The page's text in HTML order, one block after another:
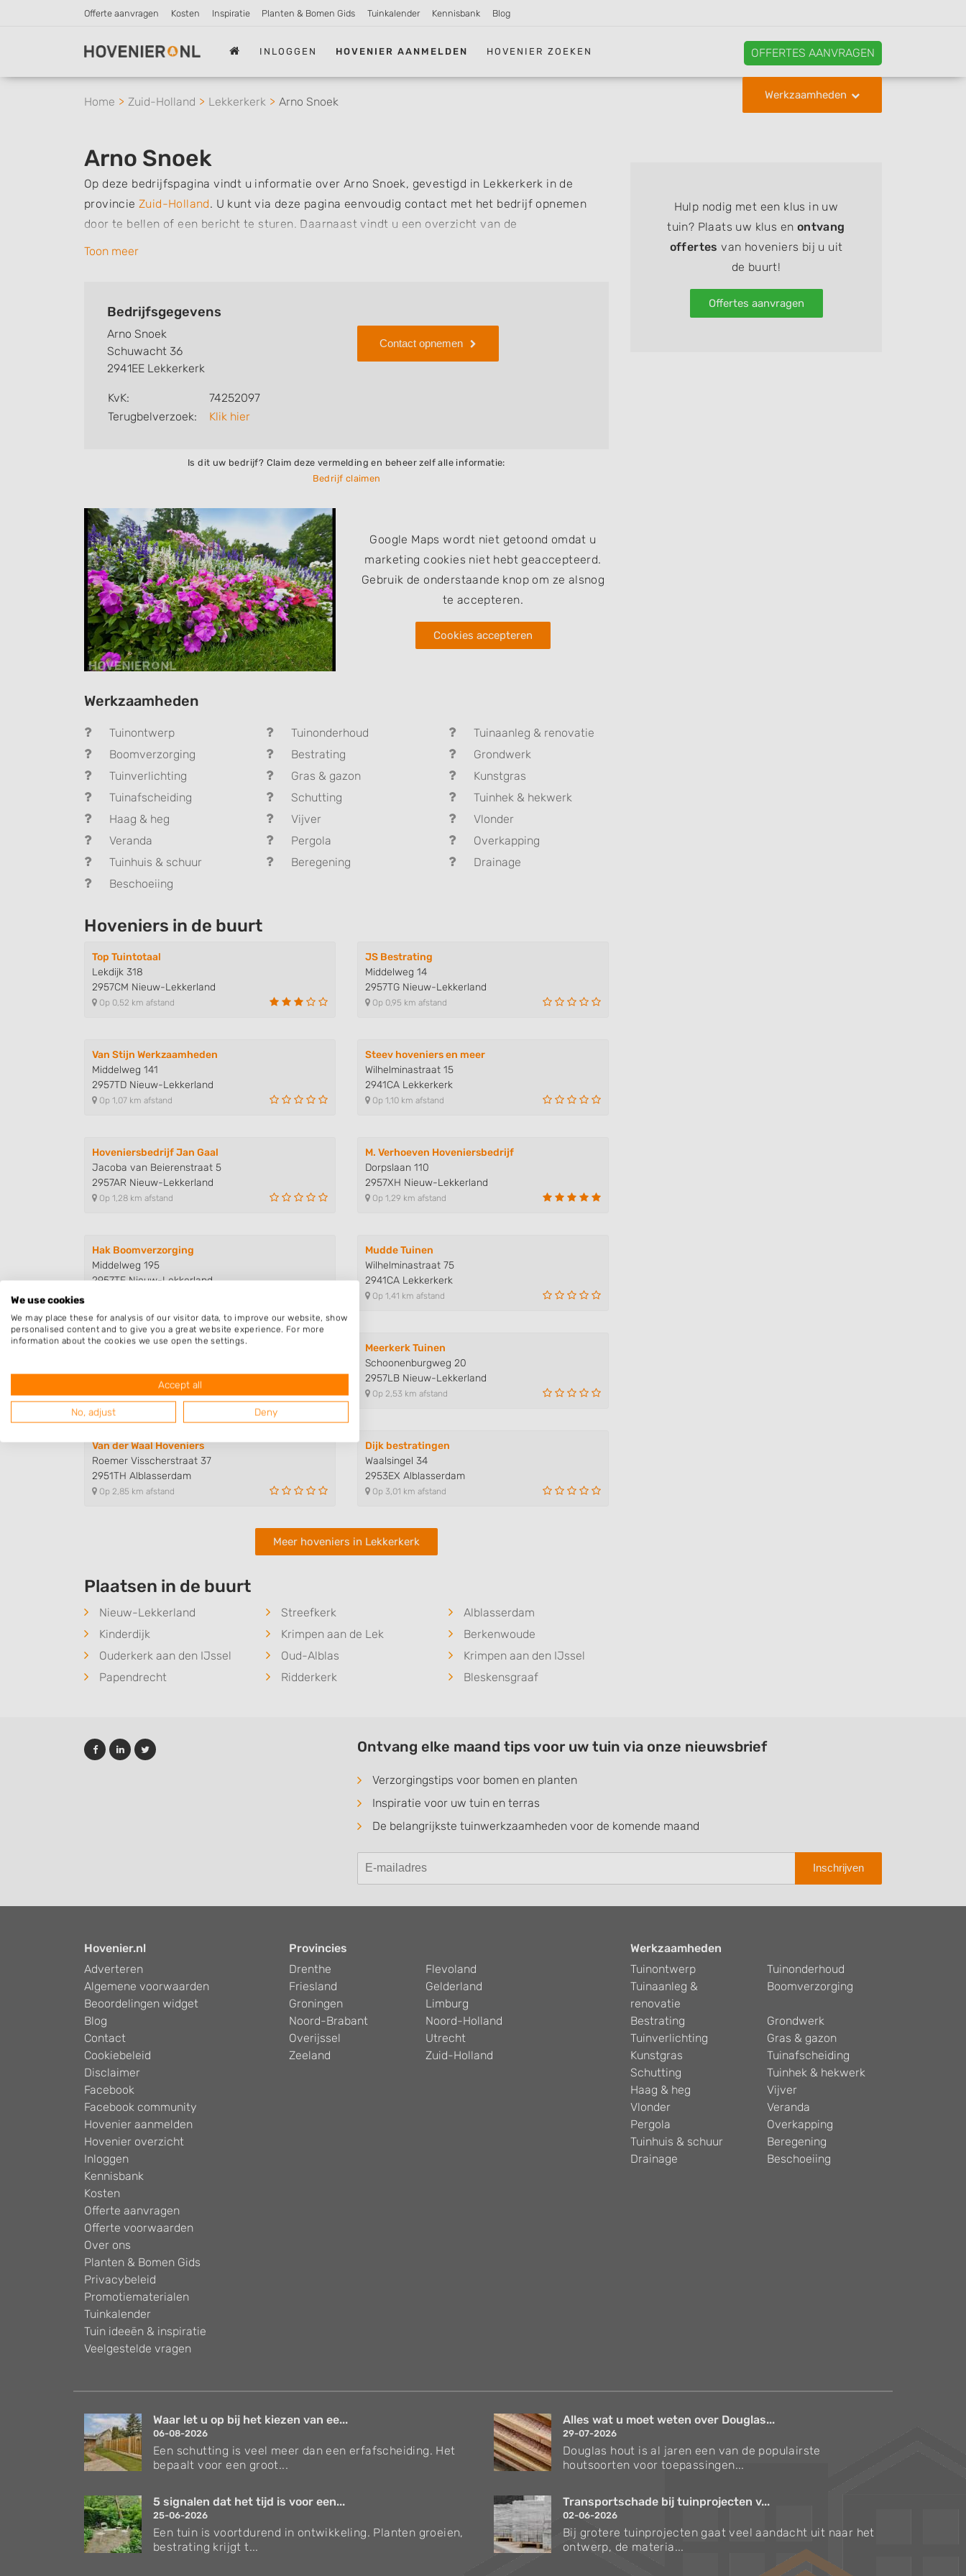
Offerte aanvragen Kosten Inspiratie Planten & Bomen Gids Tuinkalender Kennisbank Blog
INLOGGEN HOVENIER AANMELDEN HOVENIER ZOEKEN OFFERTES AANVRAGEN
Werkzaamheden
Home Zuid-Holland Lekkerkerk Arno Snoek
Arno Snoek
Op deze bedrijfspagina vindt u informatie over Arno Snoek, gevestigd in Lekkerkerk in de
provincie Zuid-Holland. U kunt via deze pagina eenvoudig contact met het bedrijf opnemen
door te bellen of een bericht te sturen. Daarnaast vindt u een overzicht van de
werkzaamheden van dit bedrijf, zo kunt u snel zien welke zaken Arno Snoek voor u kan
Zoekt u een ander bedrijf? Bekijk dan andere hoveniers en bedrijven in
Toon meer
Bedrijfsgegevens
Arno Snoek
Schuwacht 36
2941EE Lekkerkerk
KvK:
74252097
Terugbelverzoek:
Klik hier
Contact opnemen
Is dit uw bedrijf? Claim deze vermelding en beheer zelf alle informatie:
Bedrijf claimen
Google Maps wordt niet getoond omdat u
marketing cookies niet hebt geaccepteerd.
Gebruik de onderstaande knop om ze alsnog
te accepteren.
Cookies accepteren
Werkzaamheden
Tuinontwerp Tuinonderhoud
Tuinaanleg & renovatie
Boomverzorging
Bestrating
Grondwerk
Tuinverlichting
Gras & gazon
Kunstgras
Tuinafscheiding
Schutting
Tuinhek & hekwerk
Haag & heg
Vijver
Vlonder
Veranda
Pergola
Overkapping
Tuinhuis & schuur
Beregening
Drainage
Beschoeiing
Hoveniers in de buurt
Top Tuintotaal
Lekdijk 318
2957CM Nieuw-Lekkerland
Op 0,52 km afstand
JS Bestrating
Middelweg 14
2957TG Nieuw-Lekkerland
Op 0,95 km afstand
Van Stijn Werkzaamheden
Middelweg 141
2957TD Nieuw-Lekkerland
Op 1,07 km afstand
Steev hoveniers en meer
Wilhelminastraat 15
2941CA Lekkerkerk
Op 1,10 km afstand
Hoveniersbedrijf Jan Gaal
Jacoba van Beierenstraat 5
2957AR Nieuw-Lekkerland
Op 1,28 km afstand
M. Verhoeven Hoveniersbedrijf
Dorpslaan 110
2957XH Nieuw-Lekkerland
Op 1,29 km afstand
Hak Boomverzorging
Middelweg 195
2957TE Nieuw-Lekkerland
Mudde Tuinen
Wilhelminastraat 75
2941CA Lekkerkerk
Op 1,41 km afstand
De Graaff Tuin en Landschap B.V..
2941BV Lekkerkerk
Op 1,78 km afstand
Meerkerk Tuinen
Schoonenburgweg 20
2957LB Nieuw-Lekkerland
Op 2,53 km afstand
Van der Waal Hoveniers
Roemer Visscherstraat 37
2951TH Alblasserdam
Op 2,85 km afstand
Dijk bestratingen
Waalsingel 34
2953EX Alblasserdam
Op 3,01 km afstand
Meer hoveniers in Lekkerkerk
Plaatsen in de buurt
Nieuw-Lekkerland Streefkerk
Alblasserdam
Kinderdijk
Krimpen aan de Lek
Berkenwoude
Ouderkerk aan den IJssel
Oud-Alblas
Krimpen aan den IJssel
Papendrecht
Ridderkerk Bleskensgraaf
Hulp nodig met een klus in uw
tuin? Plaats uw klus en ontvang
offertes van hoveniers bij u uit
de buurt!
Offertes aanvragen
Ontvang elke maand tips voor uw tuin via onze nieuwsbrief
Verzorgingstips voor bomen en planten
Inspiratie voor uw tuin en terras
De belangrijkste tuinwerkzaamheden voor de komende maand
Inschrijven
Hovenier.nl
Adverteren
Algemene voorwaarden
Beoordelingen widget
Blog
Contact
Cookiebeleid
Disclaimer
Facebook
Facebook community
Hovenier aanmelden
Hovenier overzicht
Inloggen
Kennisbank
Kosten
Offerte aanvragen
Offerte voorwaarden
Over ons
Planten & Bomen Gids
Privacybeleid
Promotiematerialen
Tuinkalender
Tuin ideeën & inspiratie
Veelgestelde vragen
Provincies
Drenthe
Flevoland
Friesland
Gelderland
Groningen
Limburg
Noord-Brabant
Noord-Holland
Overijssel
Utrecht
Zeeland
Zuid-Holland
Werkzaamheden
Tuinontwerp
Tuinonderhoud
Tuinaanleg &
renovatie
Boomverzorging
Bestrating
Grondwerk
Tuinverlichting
Gras & gazon
Kunstgras
Tuinafscheiding
Schutting
Tuinhek & hekwerk
Haag & heg
Vijver
Vlonder
Veranda
Pergola
Overkapping
Tuinhuis & schuur
Beregening
Drainage
Beschoeiing
Waar let u op bij het kiezen van ee...
06-08-2026
Een schutting is veel meer dan een erfafscheiding. Het
bepaalt voor een groot...
Alles wat u moet weten over Douglas...
29-07-2026
Douglas hout is al jaren een van de populairste
houtsoorten voor toepassingen...
5 signalen dat het tijd is voor een...
25-06-2026
Een tuin is voortdurend in ontwikkeling. Planten groeien,
bestrating krijgt t...
Transportschade bij tuinprojecten v...
02-06-2026
Bij grotere tuinprojecten gaat veel aandacht uit naar het
ontwerp, de materia...
We use cookies
We may place these for analysis of our visitor data, to improve our website, show
personalised content and to give you a great website experience. For more
information about the cookies we use open the settings.
Accept all
No, adjust Deny